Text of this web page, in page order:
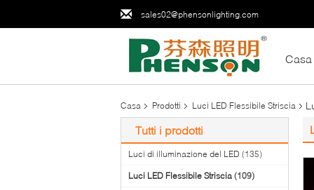
sales02@phensonlighting.com
Casa
Casa Prodotti Luci LED Flessibile Striscia
Tutti i prodotti
Luci di illuminazione del LED (135)
Luci LED Flessibile Striscia (109)